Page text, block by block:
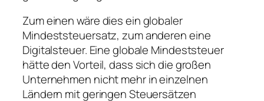
Zum einen wäre dies ein globaler
Mindeststeuersatz, zum anderen eine
Digitalsteuer. Eine globale Mindeststeuer
hätte den Vorteil, dass sich die großen
Unternehmen nicht mehr in einzelnen
Ländern mit geringen Steuersätzen